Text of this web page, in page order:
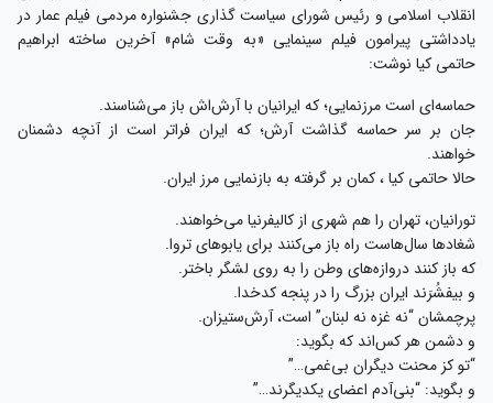
انقلاب اسلامی و رئیس شورای سیاست گذاری جشنواره مردمی فیلم عمار در
یادداشتی پیرامون فیلم سینمایی «به وقت شام» آخرین ساخته ابراهیم
حاتمی کیا نوشت:
حماسه‌ای است مرزنمایی؛ که ایرانیان با آرش‌اش باز می‌شناسند.
جان بر سر حماسه گذاشت آرش؛ که ایران فراتر است از آنچه دشمنان
خواهند.
حالا حاتمی کیا ، کمان بر گرفته به بازنمایی مرز ایران.
تورانیان، تهران را هم شهری از کالیفرنیا می‌خواهند.
شغادها سال‌هاست راه باز می‌کنند برای یابوهای تروا.
که باز کنند دروازه‌های وطن را به روی لشگر باختر.
و بیفشُرَند ایران بزرگ را در پنجه کدخدا.
پرچمشان “نه غزه نه لبنان” است، آرش‌ستیزان.
و دشمن هر کس‌اند که بگوید:
“تو کز محنت دیگران بی‌غمی…”
و بگوید: “بنی‌آدم اعضای یکدیگرند…”